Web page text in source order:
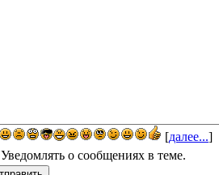
[далее...]
Уведомлять о сообщениях в теме.